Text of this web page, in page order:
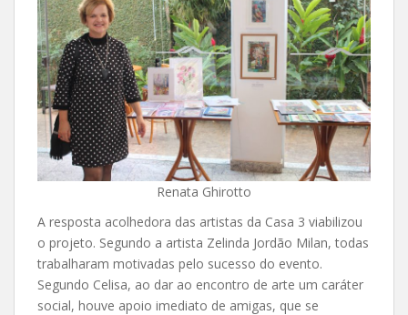
Renata Ghirotto
A resposta acolhedora das artistas da Casa 3 viabilizou
o projeto. Segundo a artista Zelinda Jordão Milan, todas
trabalharam motivadas pelo sucesso do evento.
Segundo Celisa, ao dar ao encontro de arte um caráter
social, houve apoio imediato de amigas, que se